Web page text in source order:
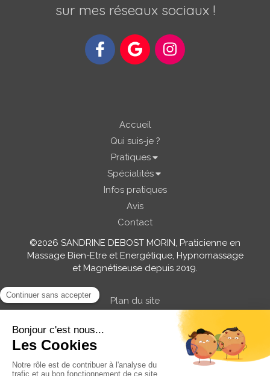
sur mes réseaux sociaux !
Accueil
Qui suis-je ?
Pratiques
Spécialités
Infos pratiques
Avis
Contact
©2026 SANDRINE DEBOST MORIN, Praticienne en
Massage Bien-Etre et Energétique, Hypnomassage
et Magnétiseuse depuis 2019.
Plan du site
Prendre rendez-vous / Demande de
renseignements